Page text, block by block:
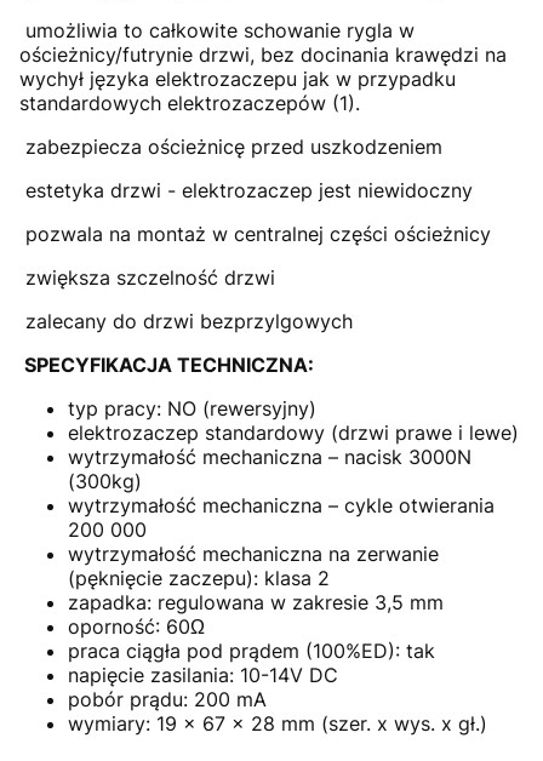
umożliwia to całkowite schowanie rygla w
ościeżnicy/futrynie drzwi, bez docinania krawędzi na
wychył języka elektrozaczepu jak w przypadku
standardowych elektrozaczepów (1).
zabezpiecza ościeżnicę przed uszkodzeniem
estetyka drzwi - elektrozaczep jest niewidoczny
pozwala na montaż w centralnej części ościeżnicy
zwiększa szczelność drzwi
zalecany do drzwi bezprzylgowych
SPECYFIKACJA TECHNICZNA:
typ pracy: NO (rewersyjny)
elektrozaczep standardowy (drzwi prawe i lewe)
wytrzymałość mechaniczna – nacisk 3000N
(300kg)
wytrzymałość mechaniczna – cykle otwierania
200 000
wytrzymałość mechaniczna na zerwanie
(pęknięcie zaczepu): klasa 2
zapadka: regulowana w zakresie 3,5 mm
oporność: 60Ω
praca ciągła pod prądem (100%ED): tak
napięcie zasilania: 10-14V DC
pobór prądu: 200 mA
wymiary: 19 x 67 x 28 mm (szer. x wys. x gł.)